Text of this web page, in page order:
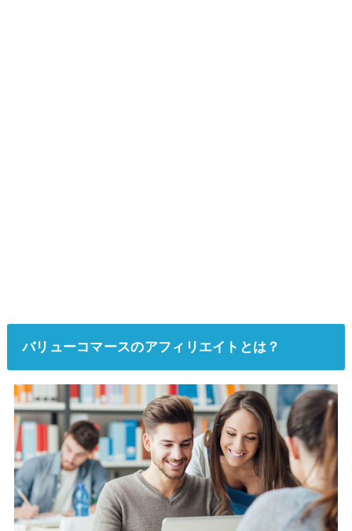
バリューコマースのアフィリエイトとは？